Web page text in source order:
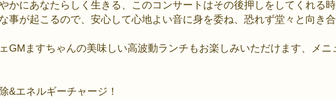
かにあなたらしく生きる、このコンサートはその後押しをしてくれる
事が起こるので、安心して心地よい音に身を委ね、恐れず堂々と向き合
GMますちゃんの美味しい高波動ランチもお楽しみいただけます、
メニ
&エネルギーチャージ！